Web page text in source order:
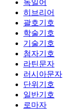
독일어
히브리어
괄호기호
학술기호
기술기호
첨자기호
라틴문자
러시아문자
단위기호
일반기호
로마자